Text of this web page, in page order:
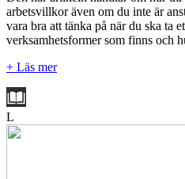
arbetsvillkor även om du inte är
vara bra att tänka på när du ska ta
verksamhetsformer som finns och
+ Läs mer
L